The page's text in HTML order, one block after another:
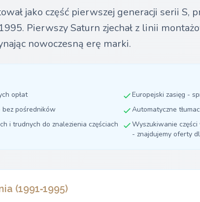
jako część pierwszej generacji serii S,
Pierwszy Saturn zjechał z linii
nowoczesną erę marki.
opłat
Europejski zasięg -
pośredników
Automatyczne
i trudnych do znalezienia częściach
Wyszukiwanie
- znajdujemy oferty
(1991‑1995)